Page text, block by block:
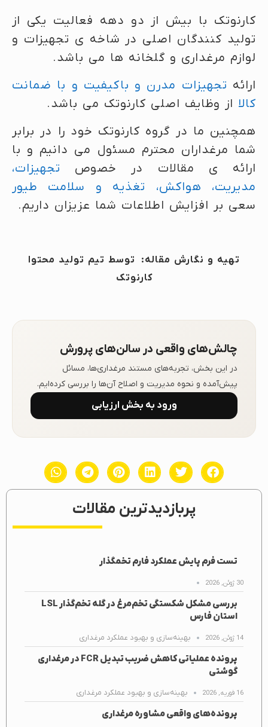
کارنوتک با بیش از دو دهه فعالیت یکی از
تولید کنندگان اصلی در شاخه ی تجهیزات و
لوازم مرغداری و گلخانه ها می باشد.
ارائه تجهیزات مدرن و باکیفیت و با ضمانت
کالا از وظایف اصلی کارنوتک می باشد.
همچنین ما در گروه کارنوتک خود را در برابر
شما مرغداران محترم مسئول می دانیم و با
ارائه ی مقالات در خصوص تجهیزات،
مدیریت، هواکش، تغذیه و سلامت طیور
سعی بر افزایش اطلاعات شما عزیزان داریم.
تهیه و نگارش مقاله: توسط تیم تولید محتوا
کارنوتک
چالش‌های واقعی در سالن‌های پرورش
در این بخش، تجربه‌های مستند مرغداری‌ها، مسائل
پیش‌آمده و نحوه مدیریت و اصلاح آن‌ها را بررسی کرده‌ایم.
ورود به بخش ارزیابی
پربازدیدترین مقالات
تست فرم پایش عملکرد فارم تخمگذار
30 ژوئن, 2026
بررسی مشکل شکستگی تخم‌مرغ در گله تخم‌گذار LSL
استان فارس
14 ژوئن, 2026 بهینه‌سازی و بهبود عملکرد مرغداری
پرونده عملیاتی کاهش ضریب تبدیل FCR در مرغداری
گوشتی
16 فوریه, 2026 بهینه‌سازی و بهبود عملکرد مرغداری
پرونده‌های واقعی مشاوره مرغداری